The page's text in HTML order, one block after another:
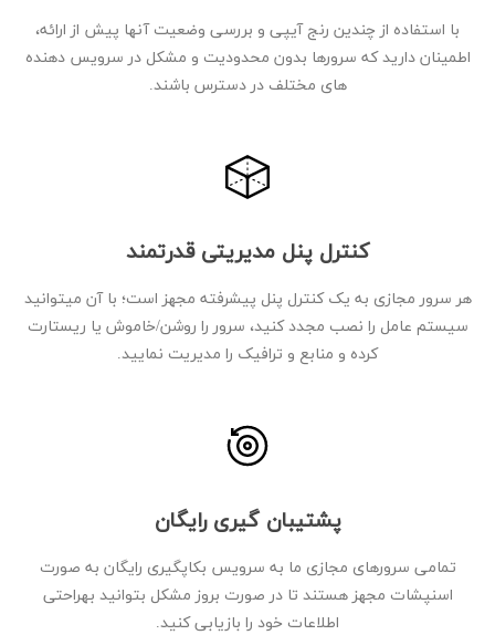
با استفاده از چندین رنج آیپی و بررسی وضعیت آنها پیش از ارائه،
اطمینان دارید که سرورها بدون محدودیت و مشکل در سرویس دهنده
های مختلف در دسترس باشند.
کنترل پنل مدیریتی قدرتمند
هر سرور مجازی به یک کنترل پنل پیشرفته مجهز است؛ با آن میتوانید
سیستم عامل را نصب مجدد کنید، سرور را روشن/خاموش یا ریستارت
کرده و منابع و ترافیک را مدیریت نمایید.
پشتیبان گیری رایگان
تمامی سرورهای مجازی ما به سرویس بکاپگیری رایگان به صورت
اسنپشات مجهز هستند تا در صورت بروز مشکل بتوانید بهراحتی
اطلاعات خود را بازیابی کنید.